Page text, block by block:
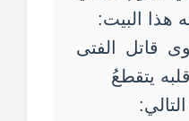
هذا البيت:
قاتل الفتى
يتقطعُ